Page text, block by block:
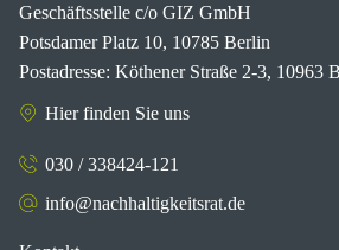
Geschäftsstelle c/o GIZ GmbH
Potsdamer Platz 10, 10785 Berlin
Postadresse: Köthener Straße 2-3, 10963
Hier finden Sie uns
030 / 338424-121
info@nachhaltigkeitsrat.de